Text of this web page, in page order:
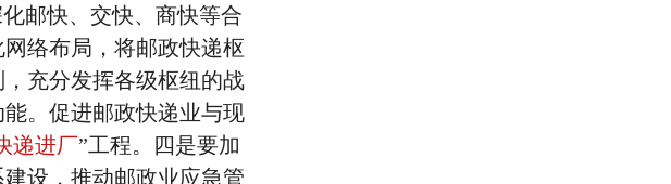
邮快、交快、商快等合
络布局，将邮政快递枢
充分发挥各级枢纽的战
。促进邮政快递业与现
递进厂”工程。四是要加
设，推动邮政业应急管